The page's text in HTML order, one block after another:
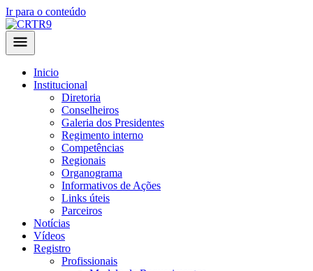
Ir para o conteúdo
Inicio
Institucional
Diretoria
Conselheiros
Galeria dos Presidentes
Regimento interno
Competências
Regionais
Organograma
Informativos de Ações
Links úteis
Parceiros
Notícias
Vídeos
Registro
Profissionais